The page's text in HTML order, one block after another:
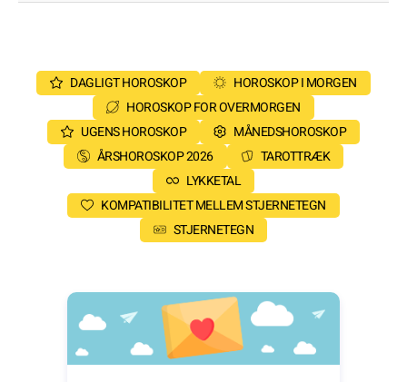
DAGLIGT HOROSKOP
HOROSKOP I MORGEN
HOROSKOP FOR OVERMORGEN
UGENS HOROSKOP
MÅNEDSHOROSKOP
ÅRSHOROSKOP 2026
TAROTTRÆK
LYKKETAL
KOMPATIBILITET MELLEM STJERNETEGN
STJERNETEGN